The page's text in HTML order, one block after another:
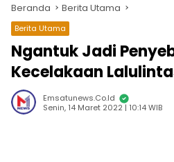
Beranda Berita Utama
Berita Utama
Ngantuk Jadi
Kecelakaan
Emsatunews.co.id
Senin, 14 Maret 2022 | 10:14 WIB